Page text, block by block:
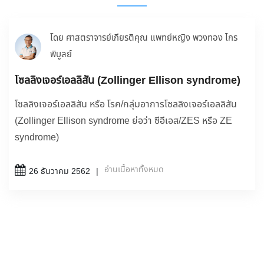
โดย ศาสตราจารย์เกียรติคุณ แพทย์หญิง พวงทอง ไกร
พิบูลย์
โซลลิงเจอร์เอลลิสัน (Zollinger Ellison syndrome)
โซลลิงเจอร์เอลลิสัน หรือ โรค/กลุ่มอาการโซลลิงเจอร์เอลลิสัน
(Zollinger Ellison syndrome ย่อว่า ซีอีเอส/ZES หรือ ZE
syndrome)
26 ธันวาคม 2562 อ่านเนื้อหาทั้งหมด